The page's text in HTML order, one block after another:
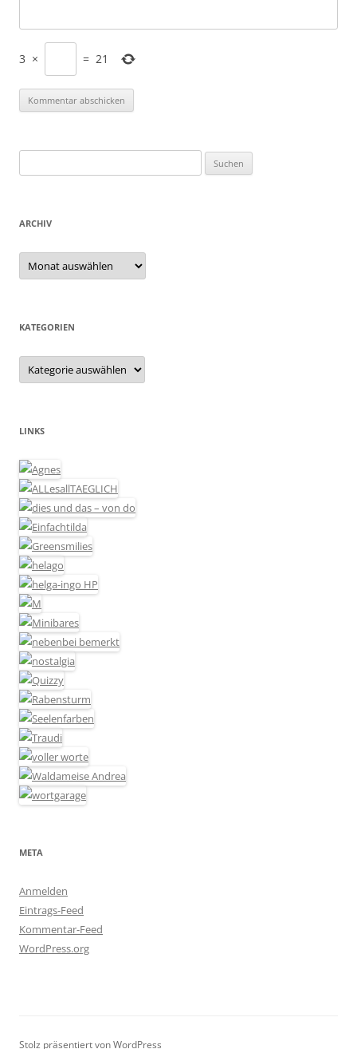
3 × = 21
nach:
ARCHIV
Archiv
KATEGORIEN
Kategorien
LINKS
META
Anmelden
Eintrags-Feed
Kommentar-Feed
WordPress.org
Stolz präsentiert von WordPress